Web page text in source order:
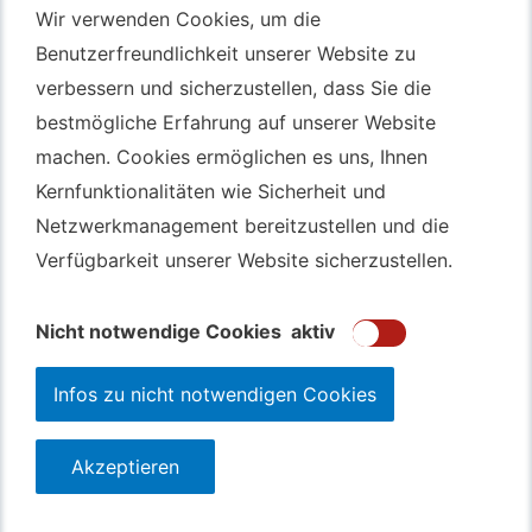
Wir verwenden Cookies, um die
Benutzerfreundlichkeit unserer Website zu
verbessern und sicherzustellen, dass Sie die
bestmögliche Erfahrung auf unserer Website
machen. Cookies ermöglichen es uns, Ihnen
Kernfunktionalitäten wie Sicherheit und
Netzwerkmanagement bereitzustellen und die
Verfügbarkeit unserer Website sicherzustellen.
Nicht notwendige Cookies aktiv
Infos zu nicht notwendigen Cookies
Akzeptieren
Wir verwenden Cookies, um die
Benutzerfreundlichkeit unserer Website zu
verbessern und sicherzustellen, dass Sie die
bestmögliche Erfahrung auf unserer Website
machen. Cookies ermöglichen es uns, Ihnen
Kernfunktionalitäten wie Sicherheit und
Netzwerkmanagement bereitzustellen und die
Verfügbarkeit unserer Website sicherzustellen.
Nicht notwendige Cookies aktiv
Infos zu nicht notwendigen Cookies
Akzeptieren
Autotransport Bochum
Autotransport Düsseldorf
Autotransport Essen
Autoexport Gelsenkirchen
GebrauchtwagenAnkauf Bochum
123autolos.de
Datenschutz